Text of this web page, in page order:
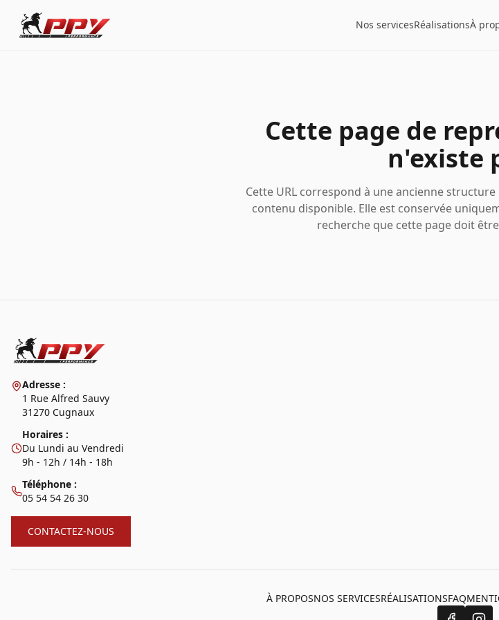
Nos servicesRéalisationsÀ
Cette page de
n'existe
Cette URL correspond à une ancienne
contenu disponible. Elle est conservée
recherche que cette page doit
Adresse :
1 Rue Alfred Sauvy
31270 Cugnaux
Horaires :
Du Lundi au Vendredi
9h - 12h / 14h - 18h
Téléphone :
05 54 54 26 30
CONTACTEZ-NOUS
À PROPOSNOS SERVICESRÉALISATIONSFAQ